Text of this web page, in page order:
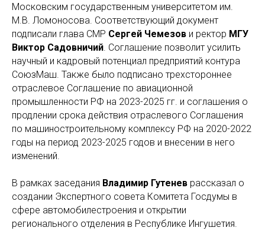
Московским государственным университетом им.
М.В. Ломоносова. Соответствующий документ
подписали глава СМР Сергей Чемезов и ректор МГУ
Виктор Садовничий. Соглашение позволит усилить
научный и кадровый потенциал предприятий контура
СоюзМаш. Также было подписано трехстороннее
отраслевое Соглашение по авиационной
промышленности РФ на 2023-2025 гг. и соглашения о
продлении срока действия отраслевого Соглашения
по машиностроительному комплексу РФ на 2020-2022
годы на период 2023-2025 годов и внесении в него
изменений.
В рамках заседания Владимир Гутенев рассказал о
создании Экспертного совета Комитета Госдумы в
сфере автомобилестроения и открытии
регионального отделения в Республике Ингушетия.